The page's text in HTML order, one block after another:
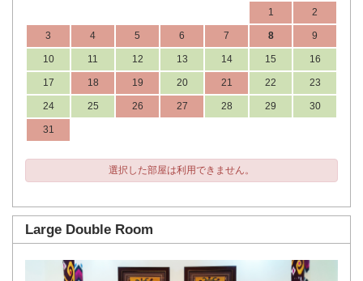
1 2
3 4 5 6 7 8 9
10 11 12 13 14 15 16
17 18 19 20 21 22 23
24 25 26 27 28 29 30
31
選択した部屋は利用できません。
Large Double Room
Previous